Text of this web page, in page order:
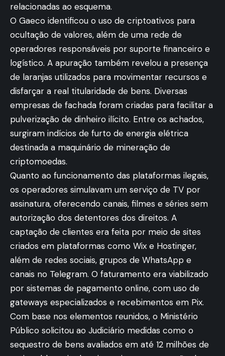
relacionadas ao esquema.
O Gaeco identificou o uso de criptoativos para
ocultação de valores, além de uma rede de
operadores responsáveis por suporte financeiro e
logístico. A apuração também revelou a presença
de laranjas utilizados para movimentar recursos e
disfarçar a real titularidade de bens. Diversas
empresas de fachada foram criadas para facilitar a
pulverização de dinheiro ilícito. Entre os achados,
surgiram indícios de furto de energia elétrica
destinada a maquinário de mineração de
criptomoedas.
Quanto ao funcionamento das plataformas ilegais,
os operadores simulavam um serviço de TV por
assinatura, oferecendo canais, filmes e séries sem
autorização dos detentores dos direitos. A
captação de clientes era feita por meio de sites
criados em plataformas como Wix e Hostinger,
além de redes sociais, grupos de WhatsApp e
canais no Telegram. O faturamento era viabilizado
por sistemas de pagamento online, com uso de
gateways especializados e recebimentos em Pix.
Com base nos elementos reunidos, o Ministério
Público solicitou ao Judiciário medidas como o
sequestro de bens avaliados em até 12 milhões de